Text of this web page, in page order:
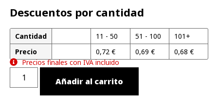
Descuentos por cantidad
Cantidad
Precio
11 - 50
0,72€
51 - 100
0,69 €
101+
0,68 €
Precios finales con IVA incluido
Añadir al carrito